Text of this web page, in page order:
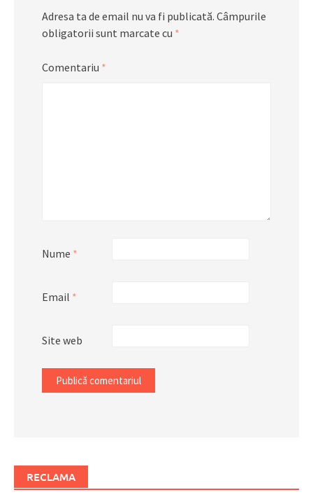
Adresa ta de email nu va fi publicată. Câmpurile
obligatorii sunt marcate cu *
Comentariu *
Nume *
Email *
Site web
RECLAMA